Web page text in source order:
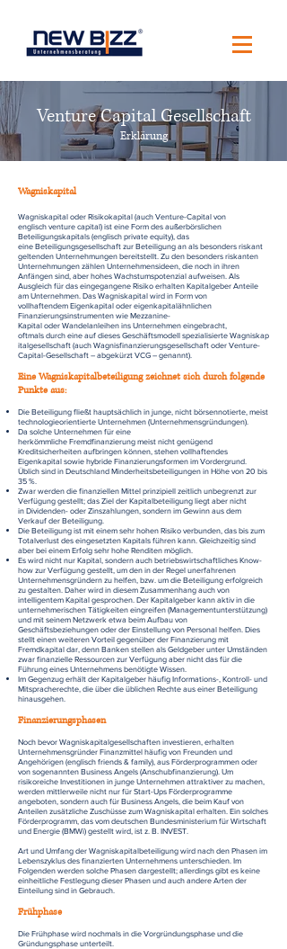
Venture Capital Gesellschaft
Erklärung
Wagniskapital
Wagniskapital oder Risikokapital (auch Venture-Capital von
englisch venture capital) ist eine Form des außerbörslichen
Beteiligungskapitals (englisch private equity), das
eine Beteiligungsgesellschaft zur Beteiligung an als besonders riskant
geltenden Unternehmungen bereitstellt. Zu den besonders riskanten
Unternehmungen zählen Unternehmensideen, die noch in ihren
Anfängen sind, aber hohes Wachstumspotenzial aufweisen. Als
Ausgleich für das eingegangene Risiko erhalten Kapitalgeber Anteile
am Unternehmen. Das Wagniskapital wird in Form von
vollhaftendem Eigenkapital oder eigenkapitalähnlichen
Finanzierungsinstrumenten wie Mezzanine-
Kapital oder Wandelanleihen ins Unternehmen eingebracht,
oftmals durch eine auf dieses Geschäftsmodell spezialisierte Wagniskap
italgesellschaft (auch Wagnisfinanzierungsgesellschaft oder Venture-
Capital-Gesellschaft – abgekürzt VCG – genannt).
Eine Wagniskapitalbeteiligung zeichnet sich durch folgende
Punkte aus:
Die Beteiligung fließt hauptsächlich in junge, nicht börsennotierte, meist
technologieorientierte Unternehmen (Unternehmensgründungen).
Da solche Unternehmen für eine
herkömmliche Fremdfinanzierung meist nicht genügend
Kreditsicherheiten aufbringen können, stehen vollhaftendes
Eigenkapital sowie hybride Finanzierungsformen im Vordergrund.
Üblich sind in Deutschland Minderheitsbeteiligungen in Höhe von 20 bis
35 %.
Zwar werden die finanziellen Mittel prinzipiell zeitlich unbegrenzt zur
Verfügung gestellt; das Ziel der Kapitalbeteiligung liegt aber nicht
in Dividenden- oder Zinszahlungen, sondern im Gewinn aus dem
Verkauf der Beteiligung.
Die Beteiligung ist mit einem sehr hohen Risiko verbunden, das bis zum
Totalverlust des eingesetzten Kapitals führen kann. Gleichzeitig sind
aber bei einem Erfolg sehr hohe Renditen möglich.
Es wird nicht nur Kapital, sondern auch betriebswirtschaftliches Know-
how zur Verfügung gestellt, um den in der Regel unerfahrenen
Unternehmensgründern zu helfen, bzw. um die Beteiligung erfolgreich
zu gestalten. Daher wird in diesem Zusammenhang auch von
intelligentem Kapital gesprochen. Der Kapitalgeber kann aktiv in die
unternehmerischen Tätigkeiten eingreifen (Managementunterstützung)
und mit seinem Netzwerk etwa beim Aufbau von
Geschäftsbeziehungen oder der Einstellung von Personal helfen. Dies
stellt einen weiteren Vorteil gegenüber der Finanzierung mit
Fremdkapital dar, denn Banken stellen als Geldgeber unter Umständen
zwar finanzielle Ressourcen zur Verfügung aber nicht das für die
Führung eines Unternehmens benötigte Wissen.
Im Gegenzug erhält der Kapitalgeber häufig Informations-, Kontroll- und
Mitspracherechte, die über die üblichen Rechte aus einer Beteiligung
hinausgehen.
Finanzierungsphasen
Noch bevor Wagniskapitalgesellschaften investieren, erhalten
Unternehmensgründer Finanzmittel häufig von Freunden und
Angehörigen (englisch friends & family), aus Förderprogrammen oder
von sogenannten Business Angels (Anschubfinanzierung). Um
risikoreiche Investitionen in junge Unternehmen attraktiver zu machen,
werden mittlerweile nicht nur für Start-Ups Förderprogramme
angeboten, sondern auch für Business Angels, die beim Kauf von
Anteilen zusätzliche Zuschüsse zum Wagniskapital erhalten. Ein solches
Förderprogramm, das vom deutschen Bundesministerium für Wirtschaft
und Energie (BMWi) gestellt wird, ist z. B. INVEST.
Art und Umfang der Wagniskapitalbeteiligung wird nach den Phasen im
Lebenszyklus des finanzierten Unternehmens unterschieden. Im
Folgenden werden solche Phasen dargestellt; allerdings gibt es keine
einheitliche Festlegung dieser Phasen und auch andere Arten der
Einteilung sind in Gebrauch.
Frühphase
Die Frühphase wird nochmals in die Vorgründungsphase und die
Gründungsphase unterteilt.